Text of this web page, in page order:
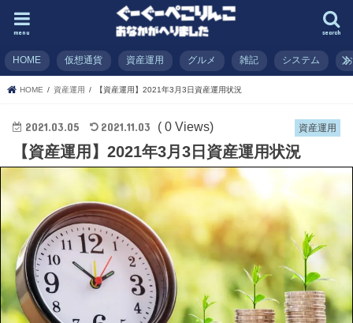
search
menu
HOME 仮想通貨 資産運用 グルメ 雑記 システム
HOME 資産運用 【資産運用】2021年3月3日資産運用状況
資産運用
2021.03.05 2021.11.03 ( 0 Views)
【資産運用】2021年3月3日資産運用状況